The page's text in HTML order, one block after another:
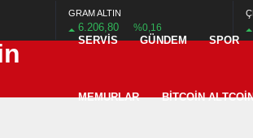
GRAM ALTIN
6.206,80 %0,16
SERVIS
GÜNDEM SPOR
MEMURLAR BITCOIN